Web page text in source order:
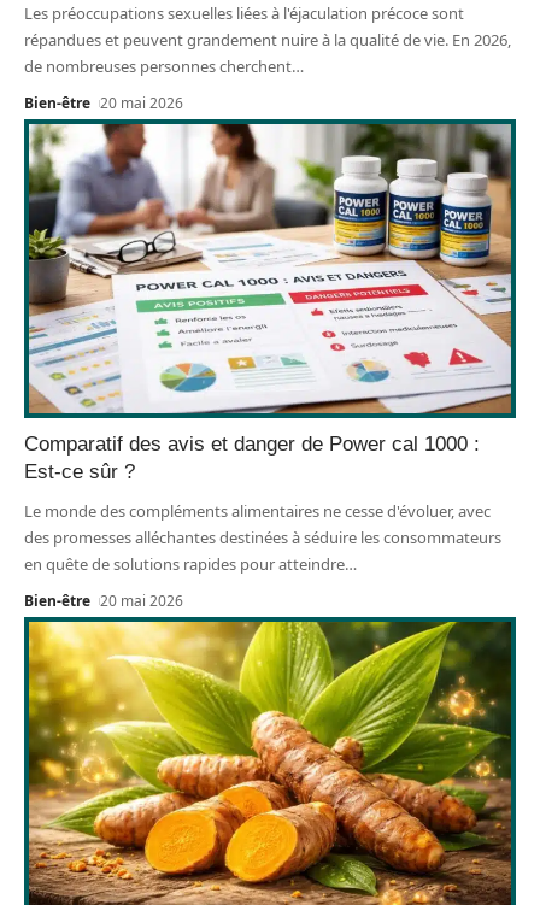
Les préoccupations sexuelles liées à l'éjaculation précoce sont
répandues et peuvent grandement nuire à la qualité de vie. En 2026,
de nombreuses personnes cherchent…
Bien-être 20 mai 2026
Comparatif des avis et danger de Power cal 1000 :
Est-ce sûr ?
Le monde des compléments alimentaires ne cesse d'évoluer, avec
des promesses alléchantes destinées à séduire les consommateurs
en quête de solutions rapides pour atteindre…
Bien-être 20 mai 2026